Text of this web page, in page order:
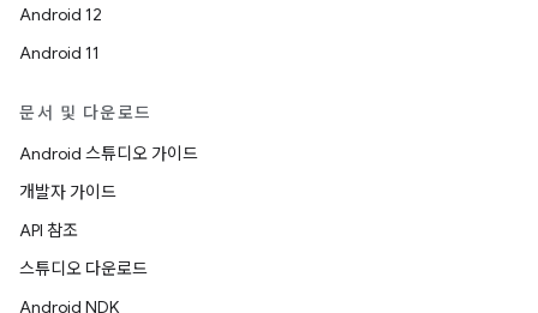
Android 12
Android 11
문서 및 다운로드
Android 스튜디오 가이드
개발자 가이드
API 참조
스튜디오 다운로드
Android NDK